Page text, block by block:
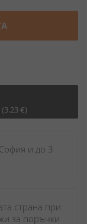
€)
и до 3
страна при
за поръчки